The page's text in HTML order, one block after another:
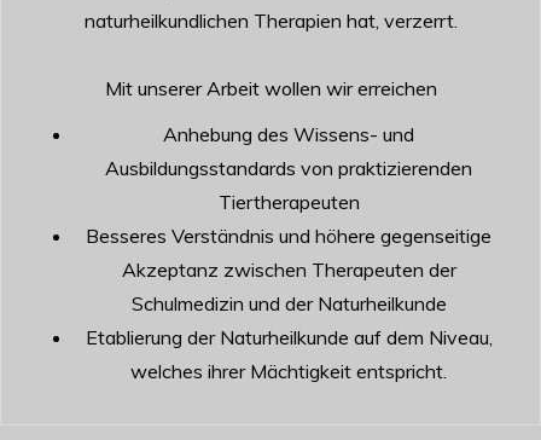
naturheilkundlichen Therapien hat, verzerrt.
Mit unserer Arbeit wollen wir erreichen
Anhebung des Wissens- und
Ausbildungsstandards von praktizierenden
Tiertherapeuten
Besseres Verständnis und höhere gegenseitige
Akzeptanz zwischen Therapeuten der
Schulmedizin und der Naturheilkunde
Etablierung der Naturheilkunde auf dem Niveau,
welches ihrer Mächtigkeit entspricht.